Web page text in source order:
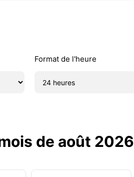
Format de l'heure
de août 2026